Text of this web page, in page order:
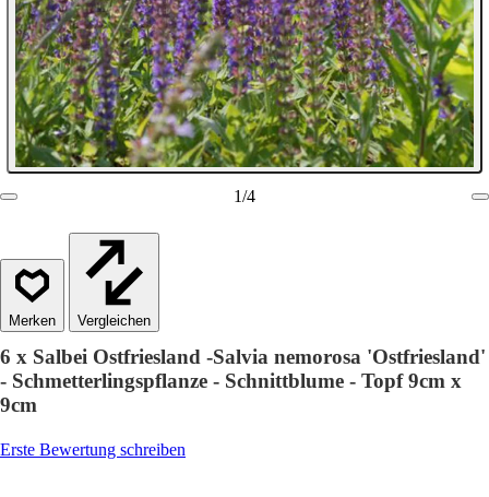
1/4
Vergleichen
6 x Salbei Ostfriesland -Salvia nemorosa 'Ostfriesland'
- Schmetterlingspflanze - Schnittblume - Topf 9cm x
9cm
Erste Bewertung schreiben